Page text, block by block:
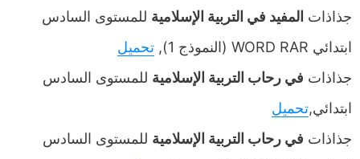
جذاذات المفيد في التربية الإسلامية للمستوى السادس
ابتدائي WORD RAR (النموذج 1),
تحميل
جذاذات في رحاب التربية الإسلامية للمستوى السادس
ابتدائي,تحميل
جذاذات في رحاب التربية الإسلامية للمستوى السادس